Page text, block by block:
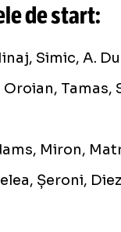
de start:
Simic, A.
Tamas,
Miron,
Șeroni,